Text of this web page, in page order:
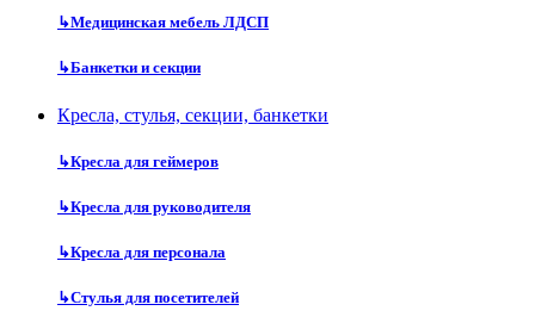
↳Медицинская мебель ЛДСП
↳Банкетки и секции
Кресла, стулья, секции, банкетки
↳Кресла для геймеров
↳Кресла для руководителя
↳Кресла для персонала
↳Стулья для посетителей